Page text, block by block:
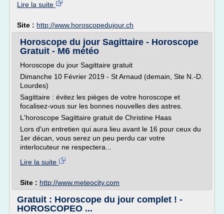
Lire la suite
Site : http://www.horoscopedujour.ch
Horoscope du jour Sagittaire - Horoscope
Gratuit - M6 météo
Horoscope du jour Sagittaire gratuit
Dimanche 10 Février 2019 - St Arnaud (demain, Ste N.-D.
Lourdes)
Sagittaire : évitez les pièges de votre horoscope et
focalisez-vous sur les bonnes nouvelles des astres.
L'horoscope Sagittaire gratuit de Christine Haas
Lors d'un entretien qui aura lieu avant le 16 pour ceux du
1er décan, vous serez un peu perdu car votre
interlocuteur ne respectera...
Lire la suite
Site : http://www.meteocity.com
Gratuit : Horoscope du jour complet ! -
HOROSCOPEO ...